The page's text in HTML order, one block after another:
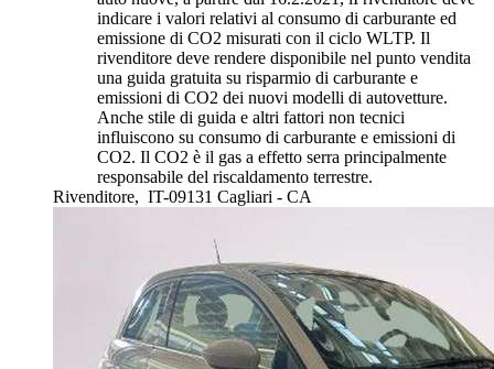
indicare i valori relativi al consumo di carburante ed
emissione di CO2 misurati con il ciclo WLTP. Il
rivenditore deve rendere disponibile nel punto vendita
una guida gratuita su risparmio di carburante e
emissioni di CO2 dei nuovi modelli di autovetture.
Anche stile di guida e altri fattori non tecnici
influiscono su consumo di carburante e emissioni di
CO2. Il CO2 è il gas a effetto serra principalmente
responsabile del riscaldamento terrestre.
Rivenditore, IT-09131 Cagliari - CA